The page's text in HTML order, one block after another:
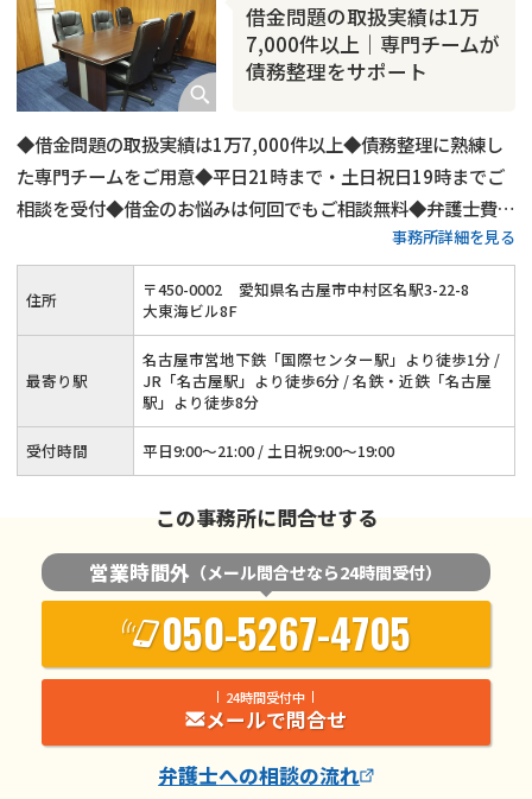
借金問題の取扱実績は1万
7,000件以上｜専門チームが
債務整理をサポート
◆借金問題の取扱実績は1万7,000件以上◆債務整理に熟練し
た専門チームをご用意◆平日21時まで・土日祝日19時までご
相談を受付◆借金のお悩みは何回でもご相談無料◆弁護士費用
の分割払い可◆名古屋市営地下鉄「国際センター駅」から徒歩
1分
事務所詳細を見る
住所 〒450-0002
愛知県名古屋市中村区名駅3-22-8
大東海ビル8F
最寄り駅
名古屋市営地下鉄「国際センター駅」より徒歩1分 /
JR「名古屋駅」より徒歩6分 / 名鉄・近鉄「名古屋
駅」より徒歩8分
受付時間 平日9:00～21:00 / 土日祝9:00～19:00
この事務所に問合せする
営業時間外 （メール問合せなら24時間受付）
050-5267-4705
24時間受付中
メールで問合せ
弁護士への相談の流れ